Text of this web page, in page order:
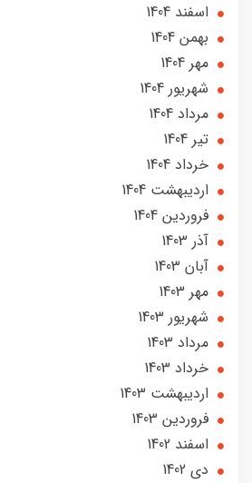
اسفند 1404
بهمن 1404
مهر 1404
شهریور 1404
مرداد 1404
تير 1404
خرداد 1404
ارديبهشت 1404
فروردین 1404
آذر 1403
آبان 1403
مهر 1403
شهریور 1403
مرداد 1403
خرداد 1403
ارديبهشت 1403
فروردین 1403
اسفند 1402
دی 1402